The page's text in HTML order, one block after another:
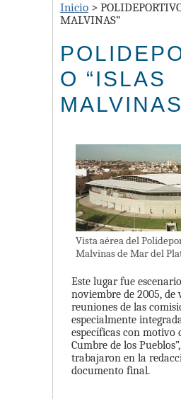
Inicio >
MALVINAS”
O “ISLAS
Vista aérea del
Malvinas de Mar del
Este lugar fue
noviembre de 2005, de
reuniones de las
especialmente
específicas con motivo
Cumbre de los
trabajaron en la
documento final.